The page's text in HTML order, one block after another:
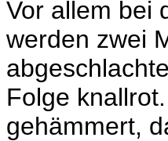
Vor allem bei
werden zwei
Folge
gehämmert,